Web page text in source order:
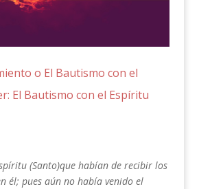
o El Bautismo con el
El Bautismo con el Espíritu
(Santo)que habían de recibir los
él; pues aún no había venido el